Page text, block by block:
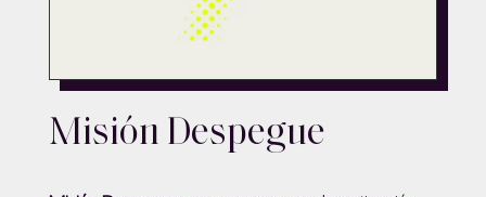
Misión Despegue